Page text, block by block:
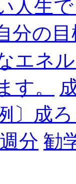
人生
分の
エネ
す。
〕成
分 勧